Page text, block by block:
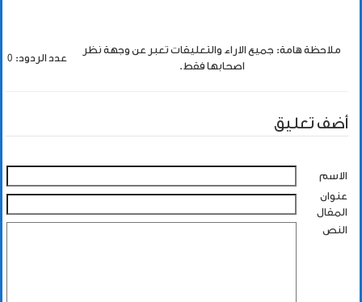
ملاحظة هامة: جميع الاراء والتعليقات تعبر عن وجهة نظر
اصحابها فقط.
عدد الردود: 0
أضف تعليق
الاسم
عنوان
المقال
النص